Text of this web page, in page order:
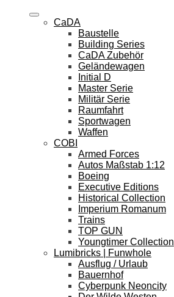
CaDA
Baustelle
Building Series
CaDA Zubehör
Geländewagen
Initial D
Master Serie
Militär Serie
Raumfahrt
Sportwagen
Waffen
COBI
Armed Forces
Autos Maßstab 1:12
Boeing
Executive Editions
Historical Collection
Imperium Romanum
Trains
TOP GUN
Youngtimer Collection
Lumibricks | Funwhole
Ausflug / Urlaub
Bauernhof
Cyberpunk Neoncity